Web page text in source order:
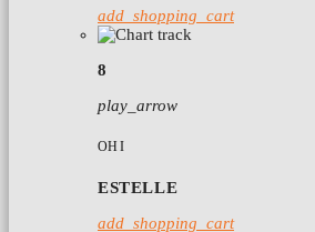
add_shopping_cart
8
play_arrow
OH I
ESTELLE
add_shopping_cart